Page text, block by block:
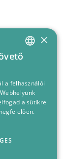
HUNGARIAN
×
a felhasználói
a sütikre